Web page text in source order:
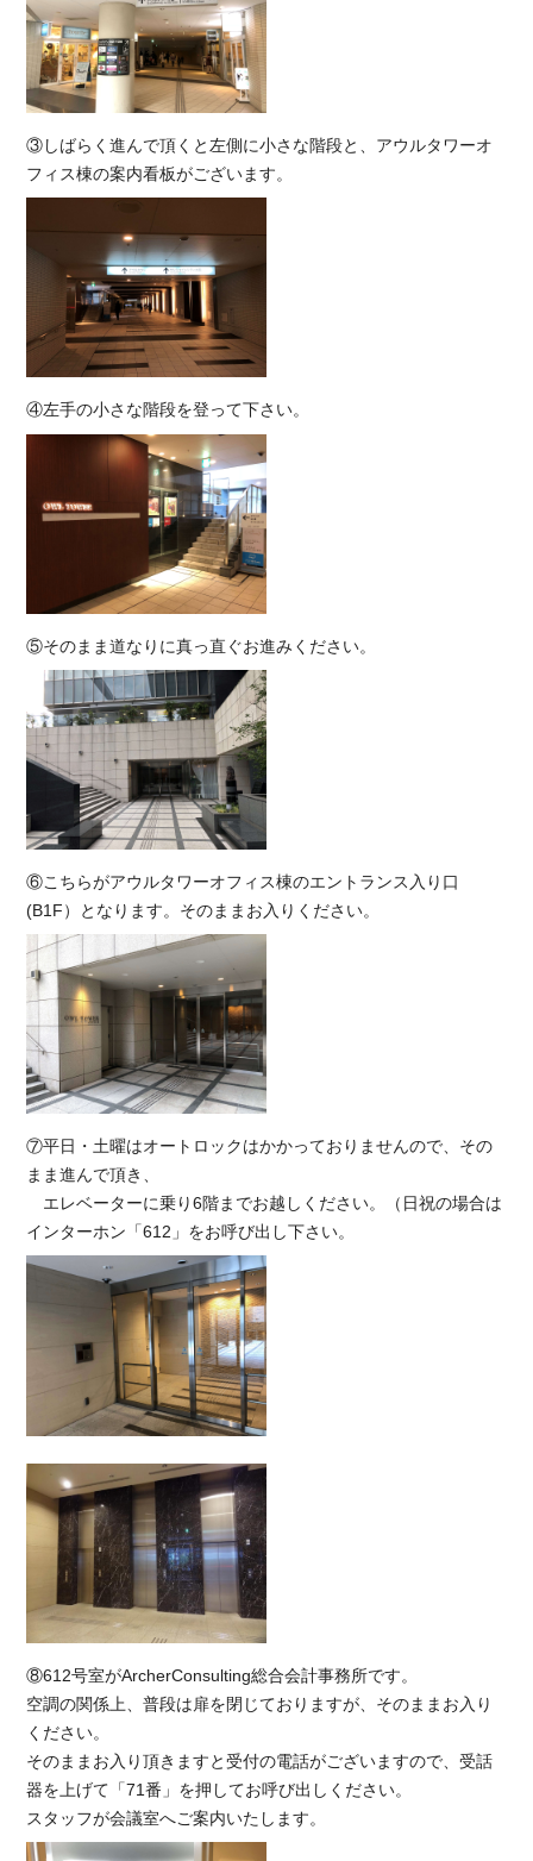
③しばらく進んで頂くと左側に小さな階段と、アウルタワーオ
フィス棟の案内看板がございます。
④左手の小さな階段を登って下さい。
⑤そのまま道なりに真っ直ぐお進みください。
⑥こちらがアウルタワーオフィス棟のエントランス入り口
(B1F）となります。そのままお入りください。
⑦平日・土曜はオートロックはかかっておりませんので、その
まま進んで頂き、
エレベーターに乗り6階までお越しください。（日祝の場合は
インターホン「612」をお呼び出し下さい。
⑧612号室がArcherConsulting総合会計事務所です。
空調の関係上、普段は扉を閉じておりますが、そのままお入り
ください。
そのままお入り頂きますと受付の電話がございますので、受話
器を上げて「71番」を押してお呼び出しください。
スタッフが会議室へご案内いたします。